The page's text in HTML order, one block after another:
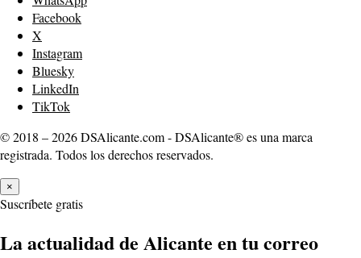
Facebook
X
Instagram
Bluesky
LinkedIn
TikTok
© 2018 – 2026 DSAlicante.com - DSAlicante® es una marca
registrada. Todos los derechos reservados.
×
Suscríbete gratis
La actualidad de Alicante en tu correo